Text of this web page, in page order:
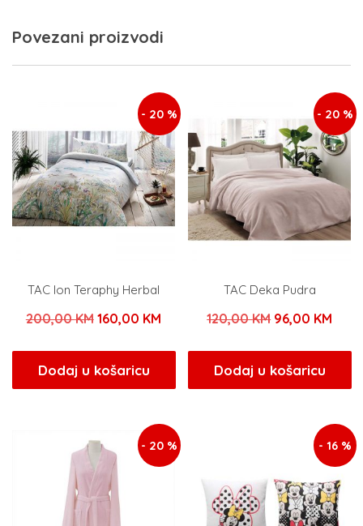
Povezani proizvodi
- 20 %
TAC Ion Teraphy Herbal
200,00KM Izvorna
bila
je:
160,00 KMTrenutna
160,00 KM.
Dodaj u košaricu
- 20 %
TAC Deka Pudra
120,00KM Izvorna
bila
je:
96,00 KM
Dodaj u košaricu
- 20 % - 16 %